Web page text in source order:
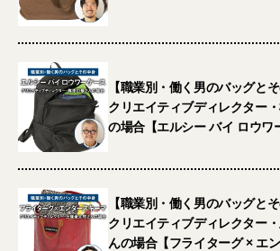
【職業別・働く男のバッグとそ
クリエイティブディレクター
の場合【エルシー バイ ロウワ
【職業別・働く男のバッグとそ
クリエイティブディレクター
んの場合【フライターグ × エ